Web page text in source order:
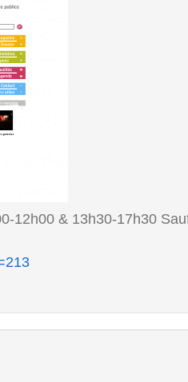
12h00 & 13h30-17h30